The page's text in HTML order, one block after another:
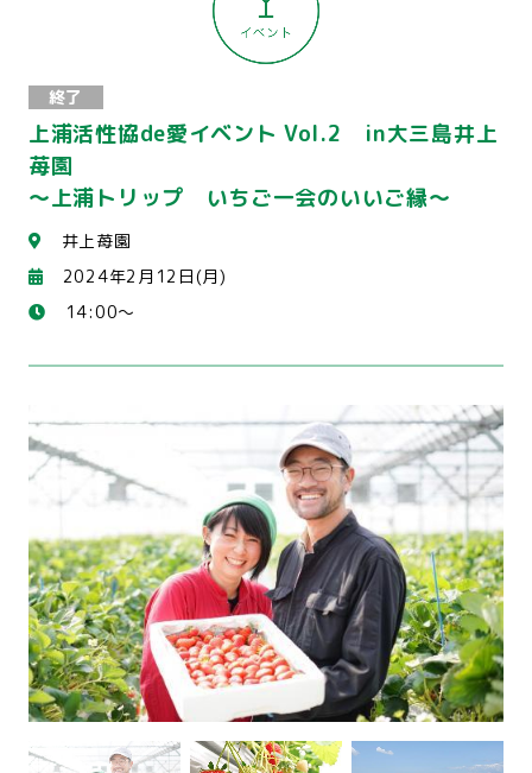
終了
上浦活性協de愛イベント Vol.2 in大三島井上
苺園
～上浦トリップ いちご一会のいいご縁～
井上苺園
2024年2月12日(月)
14:00～